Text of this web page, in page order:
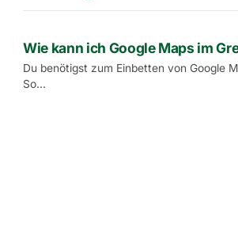
Wie kann ich Google Maps im
Du benötigst zum Einbetten von Google
So...